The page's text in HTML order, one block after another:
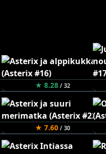
★ 8.28/ 32
★ 7.60/ 30